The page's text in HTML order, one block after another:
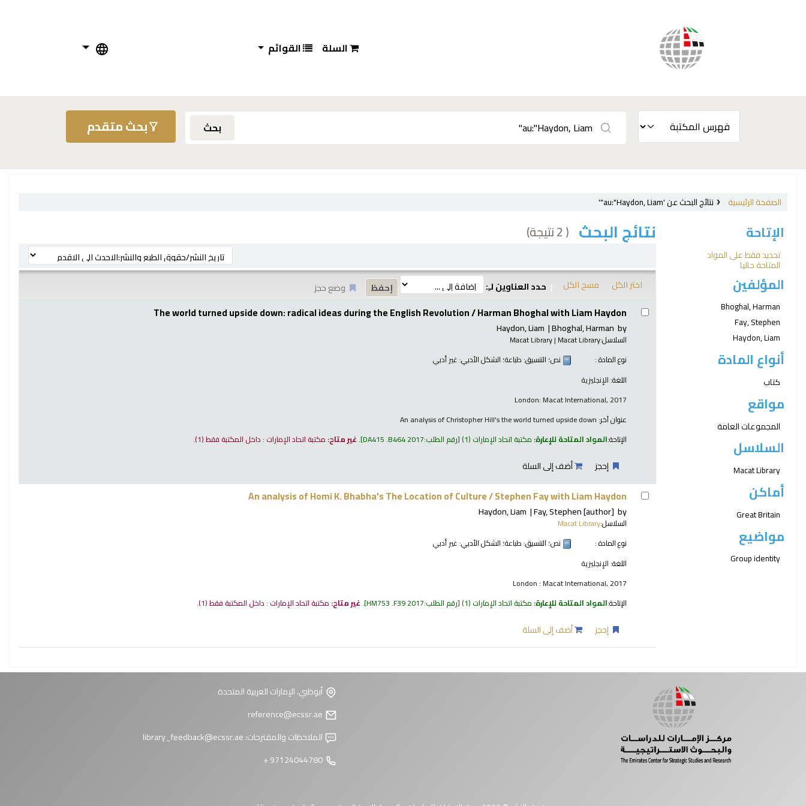
السلة القوائم
بحث بحث متقدم
الصفحة الرئيسية نتائج البحث عن 'au:"Haydon, Liam"'
الإتاحة
تحديد فقط على المواد
المتاحة حاليا
المؤلفين
Bhoghal, Harman
Fay, Stephen
Haydon, Liam
أنواع المادة
كتاب
مواقع
المجموعات العامة
السلاسل
Macat Library
أماكن
Great Britain
مواضيع
Group identity
نتائج البحث ( 2 نتيجة)
ترتيب بواسطة:
اختر الكل مسح الكل حدد العناوين لـِ: وضع حجز
نتائج The world turned upside down: radical ideas during the English Revolution /Harman Bhoghal with Liam Haydon
by
Bhoghal, Harman
Haydon, Liam
السلاسل: Macat Library| Macat Library
نوع المادة :
نص؛ التنسيق: طباعة؛ الشكل الأدبي: غير أدبي
اللغة: الإنجليزية
London: Macat International, 2017
عنوان آخر: An analysis of Christopher Hill's the world turned upside down
الإتاحة:المواد المتاحة للإعارة: مكتبة اتحاد الإمارات (1) رقم الطلب:DA415 .B464 2017
.غير متاح: مكتبة اتحاد الإمارات : داخل المكتبة فقط(1).
إحجز أضف إلى السلة
An analysis of Homi K. Bhabha's The Location of Culture /Stephen Fay with Liam Haydon
by
Fay, Stephen[author]
Haydon, Liam
السلاسل:Macat Library
نوع المادة :
نص؛ التنسيق: طباعة؛ الشكل الأدبي: غير أدبي
اللغة: الإنجليزية
London : Macat International, 2017
الإتاحة:المواد المتاحة للإعارة: مكتبة اتحاد الإمارات (1) رقم الطلب:HM753 .F39 2017
.غير متاح: مكتبة اتحاد الإمارات : داخل المكتبة فقط(1).
إحجز أضف إلى السلة
أبوظبي، الإمارات العربية المتحدة
الملاحظات والمقترحات:library_feedback@ecssr.ae